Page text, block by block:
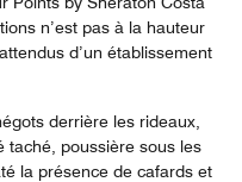
n’est pas à la hauteur
d’un établissement
derrière les rideaux,
taché, poussière sous les
la présence de cafards et